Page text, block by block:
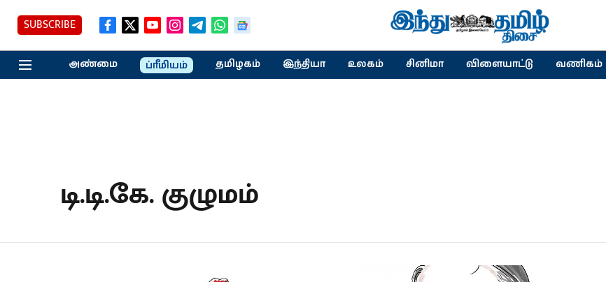
SUBSCRIBE
அண்மை ப்ரீமியம் தமிழகம் இந்தியா உலகம் சினிமா விளையாட்டு வணிகம்
டி.டி.கே. குழுமம்